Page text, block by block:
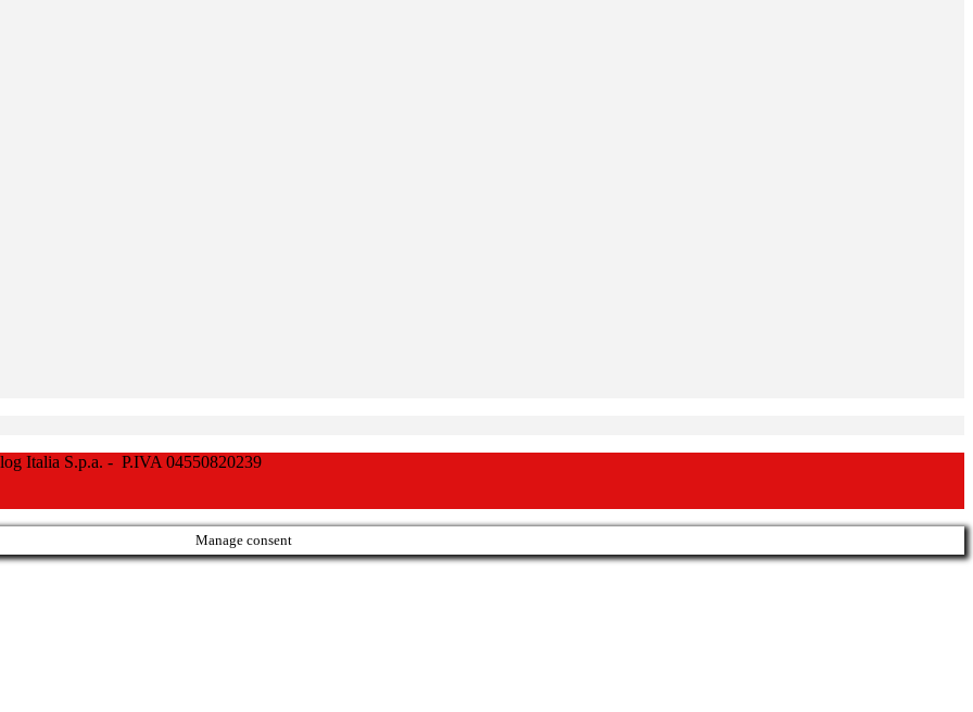
Italia S.p.a. - P.IVA 04550820239
Manage consent